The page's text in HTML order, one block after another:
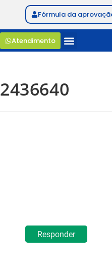
Fórmula da
Atendimento
2436640
Responder